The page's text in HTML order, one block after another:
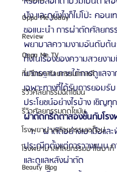
Oppa Me Today
Review
Oppa Me TV
ที่ปรึกษาศัลยกรรมเกาหลี
รีวิวศัลยกรรมฉีดไขมัน
รีวิวศัลยกรรมดูดไขมัน
โรงพยาบาลศัลยกรรมเอท็อป
โรงพยาบาลศัลยกรรมบาโนบากิ
Beauty Blog
ปัง และดูยังไงก็ไม่โป๊ะ คอน
ขอแนะนำ การผ่าตัดศัลยกร
พยาบาลความงามอันดับต้น
ทั้งในเรื่องของความสวยง
มาตรฐาน ภายใต้การดูแล
เฉพาะทางที่ได้รับการยอมรั
ประโยชน์อย่างไรบ้าง เชิญ
ผ่าตัดกรีดตาสองชั้นกับโรง
ผ่าตัดอย่างเบามือแ
ประณีตตั้งแต่การวางแผน ก
และดูแลหลังผ่าตัด